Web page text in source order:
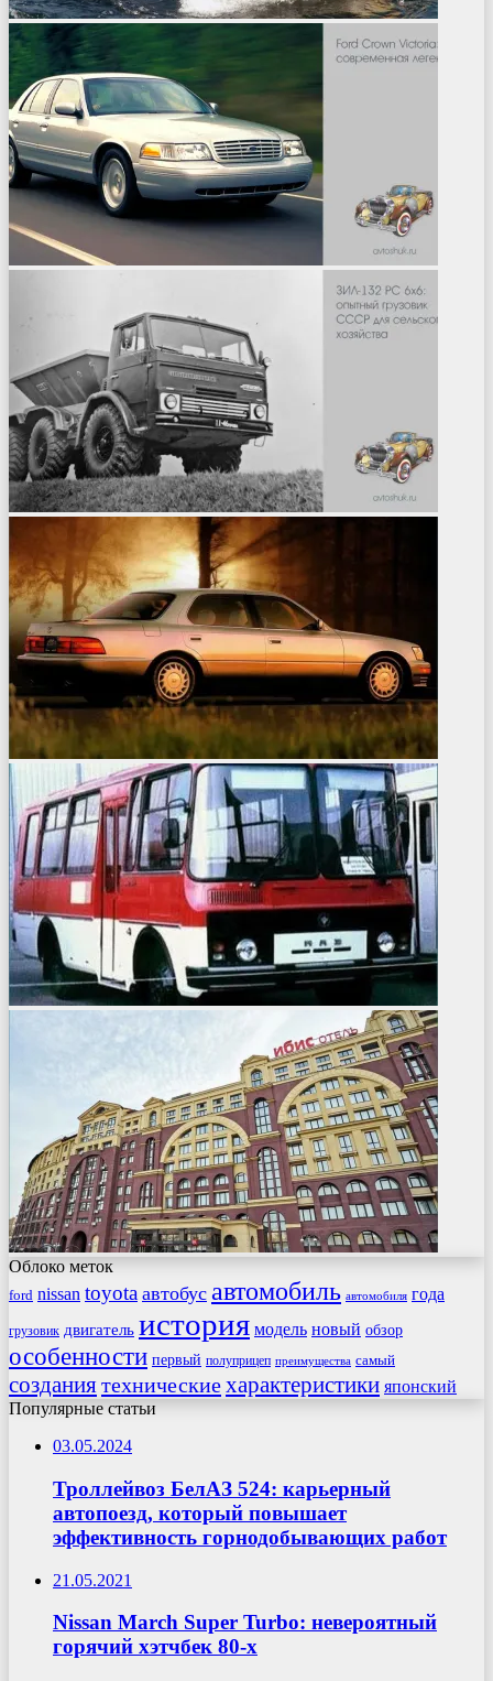
Облоко меток
ford nissan toyota автобус автомобиль автомобиля года
грузовик двигатель история модель новый обзор
особенности первый полуприцеп преимущества самый
созданиятехническиехарактеристики японский
Популярные статьи
03.05.2024
Троллейвоз БелАЗ 524: карьерный
автопоезд, который повышает
эффективность горнодобывающих работ
21.05.2021
Nissan March Super Turbo: невероятный
горячий хэтчбек 80-х